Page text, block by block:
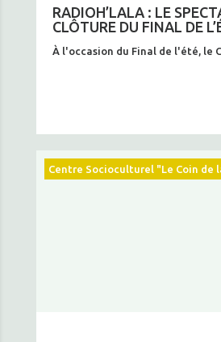
RADIOH’LALA : LE
CLÔTURE DU FINAL DE
À l'occasion du Final de l'été, le
Centre Socioculturel "Le Coin de